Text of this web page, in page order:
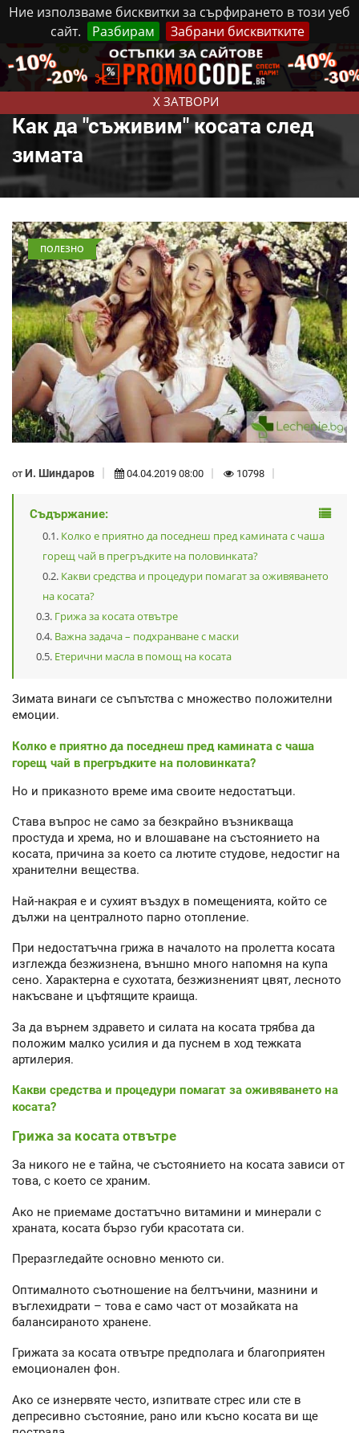
Ние използваме бисквитки за сърфирането в този уеб
сайт.
Разбирам Забрани бисквитките
X ЗАТВОРИ
Събота, 8 Август, 2026 Реклама Контакти
Как да "съживим" косата след
зимата
ПОЛЕЗНО
от И. Шиндаров 04.04.2019 08:00 10798
Съдържание:
Колко е приятно да поседнеш пред камината с чаша
горещ чай в прегръдките на половинката?
Какви средства и процедури помагат за оживяването
на косата?
Грижа за косата отвътре
Важна задача – подхранване с маски
Етерични масла в помощ на косата
Зимата винаги се съпътства с множество положителни
емоции.
Колко е приятно да поседнеш пред камината с чаша
горещ чай в прегръдките на половинката?
Но и приказното време има своите недостатъци.
Става въпрос не само за безкрайно възникваща
простуда и хрема, но и влошаване на състоянието на
косата, причина за което са лютите студове, недостиг на
хранителни вещества.
Най-накрая е и сухият въздух в помещенията, който се
дължи на централното парно отопление.
При недостатъчна грижа в началото на пролетта косата
изглежда безжизнена, външно много напомня на купа
сено. Характерна е сухотата, безжизненият цвят, лесното
накъсване и цъфтящите краища.
За да върнем здравето и силата на косата трябва да
положим малко усилия и да пуснем в ход тежката
артилерия.
Какви средства и процедури помагат за оживяването на
косата?
Грижа за косата отвътре
За никого не е тайна, че състоянието на косата зависи от
това, с което се храним.
Ако не приемаме достатъчно витамини и минерали с
храната, косата бързо губи красотата си.
Преразгледайте основно менюто си.
Оптималното съотношение на белтъчини, мазнини и
въглехидрати – това е само част от мозайката на
балансираното хранене.
Грижата за косата отвътре предполага и благоприятен
емоционален фон.
Ако се изнервяте често, изпитвате стрес или сте в
депресивно състояние, рано или късно косата ви ще